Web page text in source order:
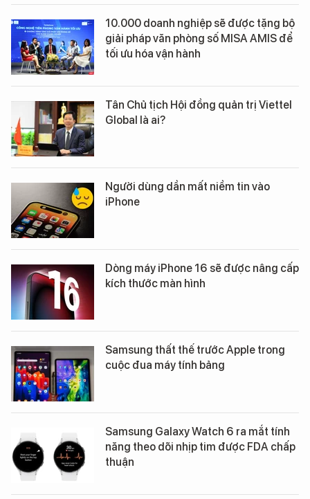
10.000 doanh nghiệp sẽ được tặng bộ
giải pháp văn phòng số MISA AMIS để
tối ưu hóa vận hành
Tân Chủ tịch Hội đồng quản trị Viettel
Global là ai?
Người dùng dần mất niềm tin vào
iPhone
Dòng máy iPhone 16 sẽ được nâng cấp
kích thước màn hình
Samsung thất thế trước Apple trong
cuộc đua máy tính bảng
Samsung Galaxy Watch 6 ra mắt tính
năng theo dõi nhịp tim được FDA chấp
thuận